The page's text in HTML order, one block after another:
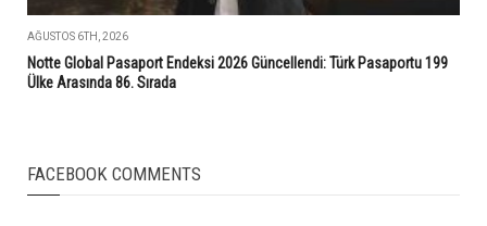
AĞUSTOS 6TH, 2026
Notte Global Pasaport Endeksi 2026 Güncellendi: Türk Pasaportu 199
Ülke Arasında 86. Sırada
FACEBOOK COMMENTS